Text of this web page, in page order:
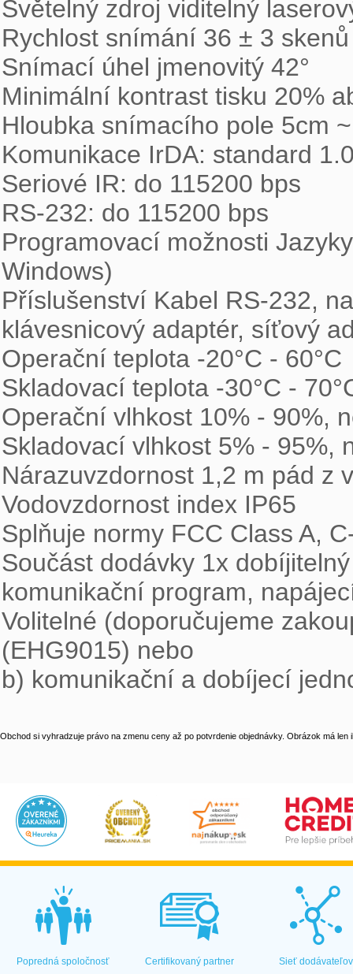
Světelný zdroj viditelný
Rychlost snímání 36 ± 3
Snímací úhel jmenovitý 42°
Minimální kontrast tisku 20%
Hloubka snímacího pole 5cm
Komunikace IrDA: standard
Seriové IR: do 115200 bps
RS-232: do 115200 bps
Programovací možnosti
Windows)
Příslušenství Kabel RS-232,
klávesnicový adaptér, síťový
Operační teplota -20°C - 60°C
Skladovací teplota -30°C -
Operační vlhkost 10% - 90%,
Skladovací vlhkost 5% - 95%,
Nárazuvzdornost 1,2 m pád z
Vodovzdornost index IP65
Splňuje normy FCC Class A,
Součást dodávky 1x
komunikační program,
Volitelné (doporučujeme
(EHG9015) nebo
b) komunikační a dobíjecí
Obchod si vyhradzuje právo na zmenu ceny až po potvrdenie objednávky. Obrázok má len
Popredná spoločnosť Certifikovaný partner Sieť dodávateľov